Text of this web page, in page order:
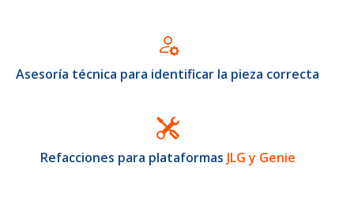
Asesoría técnica para identificar la pieza correcta
Refacciones para plataformas JLG y Genie